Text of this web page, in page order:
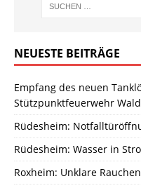
NEUESTE BEITRÄGE
Empfang des neuen
Stützpunktfeuerwehr
Rüdesheim:
Rüdesheim: Wasser in
Roxheim: Unklare